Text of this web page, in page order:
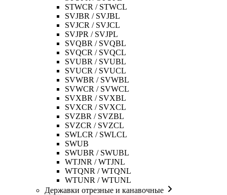
STWCR / STWCL
SVJBR / SVJBL
SVJCR / SVJCL
SVJPR / SVJPL
SVQBR / SVQBL
SVQCR / SVQCL
SVUBR / SVUBL
SVUCR / SVUCL
SVWBR / SVWBL
SVWCR / SVWCL
SVXBR / SVXBL
SVXCR / SVXCL
SVZBR / SVZBL
SVZCR / SVZCL
SWLCR / SWLCL
SWUB
SWUBR / SWUBL
WTJNR / WTJNL
WTQNR / WTQNL
WTUNR / WTUNL
Державки отрезные и канавочные